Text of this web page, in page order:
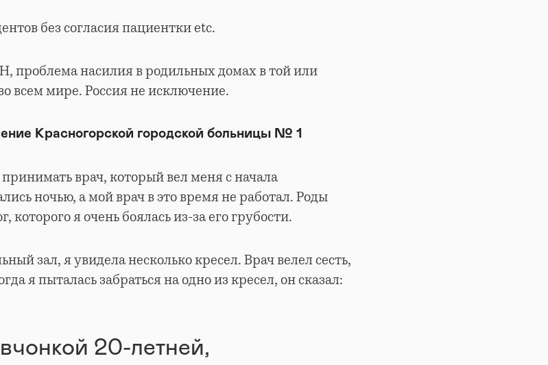
без согласия пациентки etc.
проблема насилия в родильных домах в той или
всем мире. Россия не исключение.
Красногорской городской больницы № 1
врач, который вел меня с начала
ночью, а мой врач в это время не работал. Роды
я очень боялась из-за его грубости.
зал, я увидела несколько кресел. Врач велел сесть,
я пыталась забраться на одно из кресел, он сказал:
20-летней,